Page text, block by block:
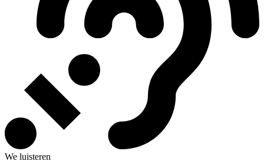
We luisteren